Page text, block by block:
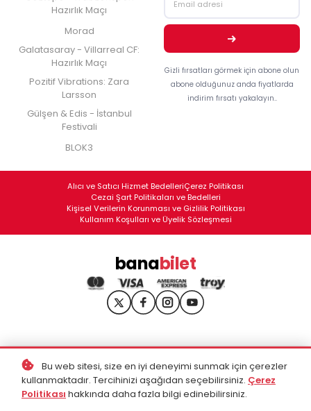
Hazırlık Maçı
Morad
Galatasaray - Villarreal CF:
Hazırlık Maçı
Pozitif Vibrations: Zara
Larsson
Gülşen & Edis - İstanbul
Festivali
BLOK3
Gizli fırsatları görmek için abone olun
abone olduğunuz anda fiyatlarda
indirim fırsatı yakalayın..
Alıcı ve Satıcı Hizmet BedelleriÇerez Politikası
Cezai Şart Politikaları ve Bedelleri
Kişisel Verilerin Korunması ve Gizlilik Politikası
Kullanım Koşulları ve Üyelik Sözleşmesi
banabilet
Bu web sitesi, size en iyi deneyimi sunmak için çerezler
kullanmaktadır. Tercihinizi aşağıdan seçebilirsiniz. Çerez
Politikası hakkında daha fazla bilgi edinebilirsiniz.